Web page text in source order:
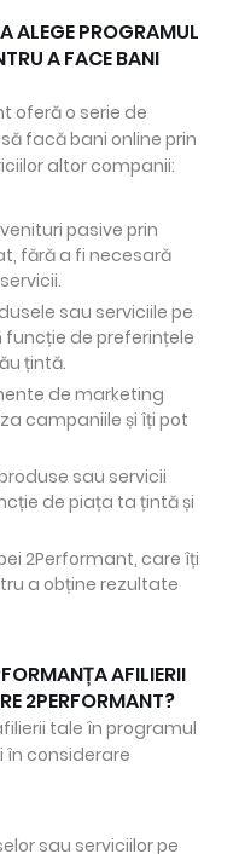
ALEGE PROGRAMUL
A FACE BANI
oferă o serie de
facă bani online prin
altor companii:
pasive prin
fără a fi necesară
sau serviciile pe
funcție de preferințele
țintă.
de marketing
campaniile și îți pot
sau servicii
de piața ta țintă și
2Performant, care îți
a obține rezultate
AFILIERII
2PERFORMANT?
tale în programul
în considerare
sau serviciilor pe